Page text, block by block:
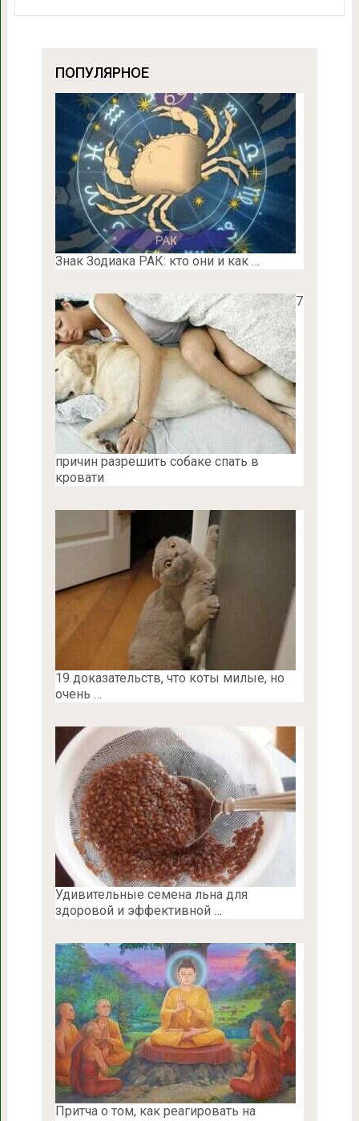
ПОПУЛЯРНОЕ
Знак Зодиака РАК: кто они и как …
7
причин разрешить собаке спать в
кровати
19 доказательств, что коты милые, но
очень …
Удивительные семена льна для
здоровой и эффективной …
Притча о том, как реагировать на